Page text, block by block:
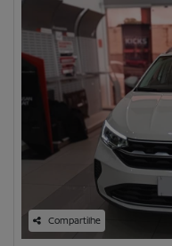
Compartilhe